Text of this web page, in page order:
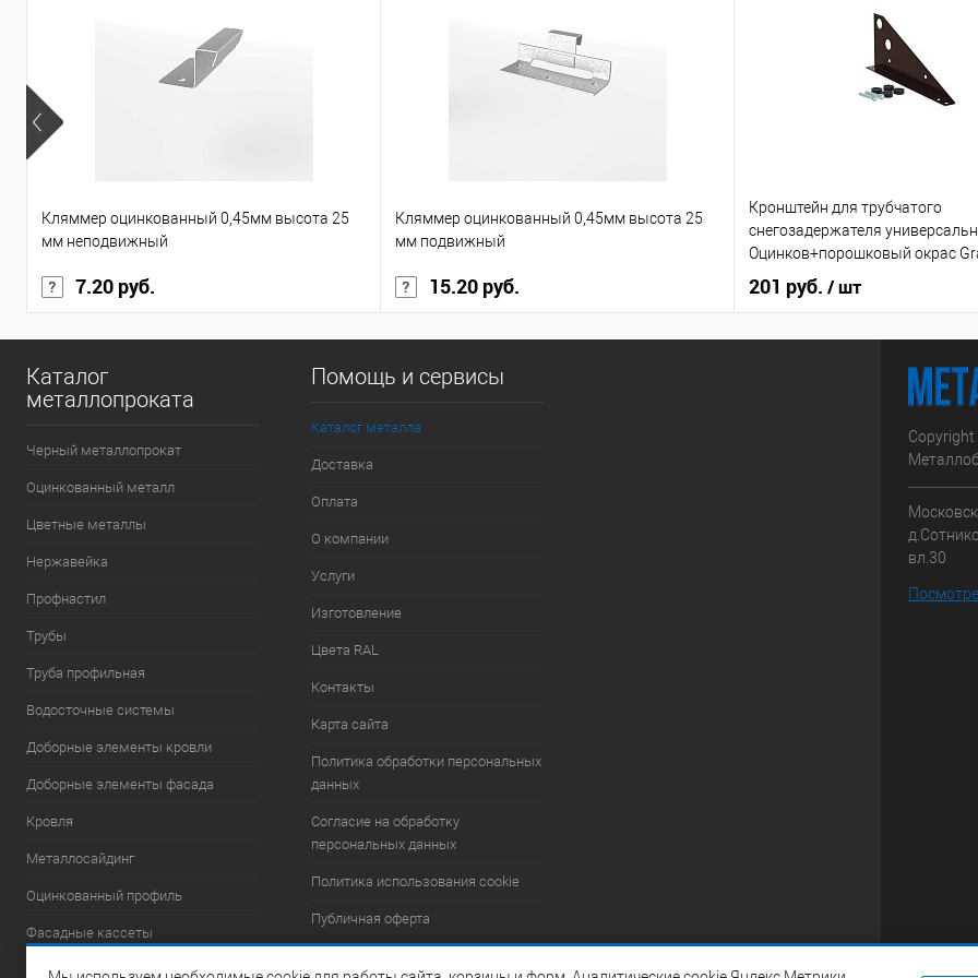
Кляммер оцинкованный 0,45мм высота 25
мм неподвижный
7.20 руб.
Кляммер оцинкованный 0,45мм высота 25
мм подвижный
15.20 руб.
Кронштейн для трубчатого
снегозадержателя
Оцинков+порошковый окрас
201 руб. / шт
Каталог
металлопроката
Черный металлопрокат
Оцинкованный металл
Цветные металлы
Нержавейка
Профнастил
Трубы
Труба профильная
Водосточные системы
Доборные элементы кровли
Доборные элементы фасада
Кровля
Металлосайдинг
Оцинкованный профиль
Фасадные кассеты
Фасадные системы
Помощь и сервисы
Каталог металла
Доставка
Оплата
О компании
Услуги
Изготовление
Цвета RAL
Контакты
Карта сайта
Политика обработки персональных
данных
Согласие на обработку
персональных данных
Политика использования cookie
Публичная оферта
вл.30